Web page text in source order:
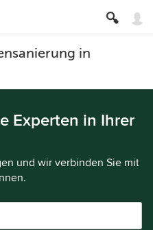
in
Experten in Ihrer
und wir verbinden Sie mit